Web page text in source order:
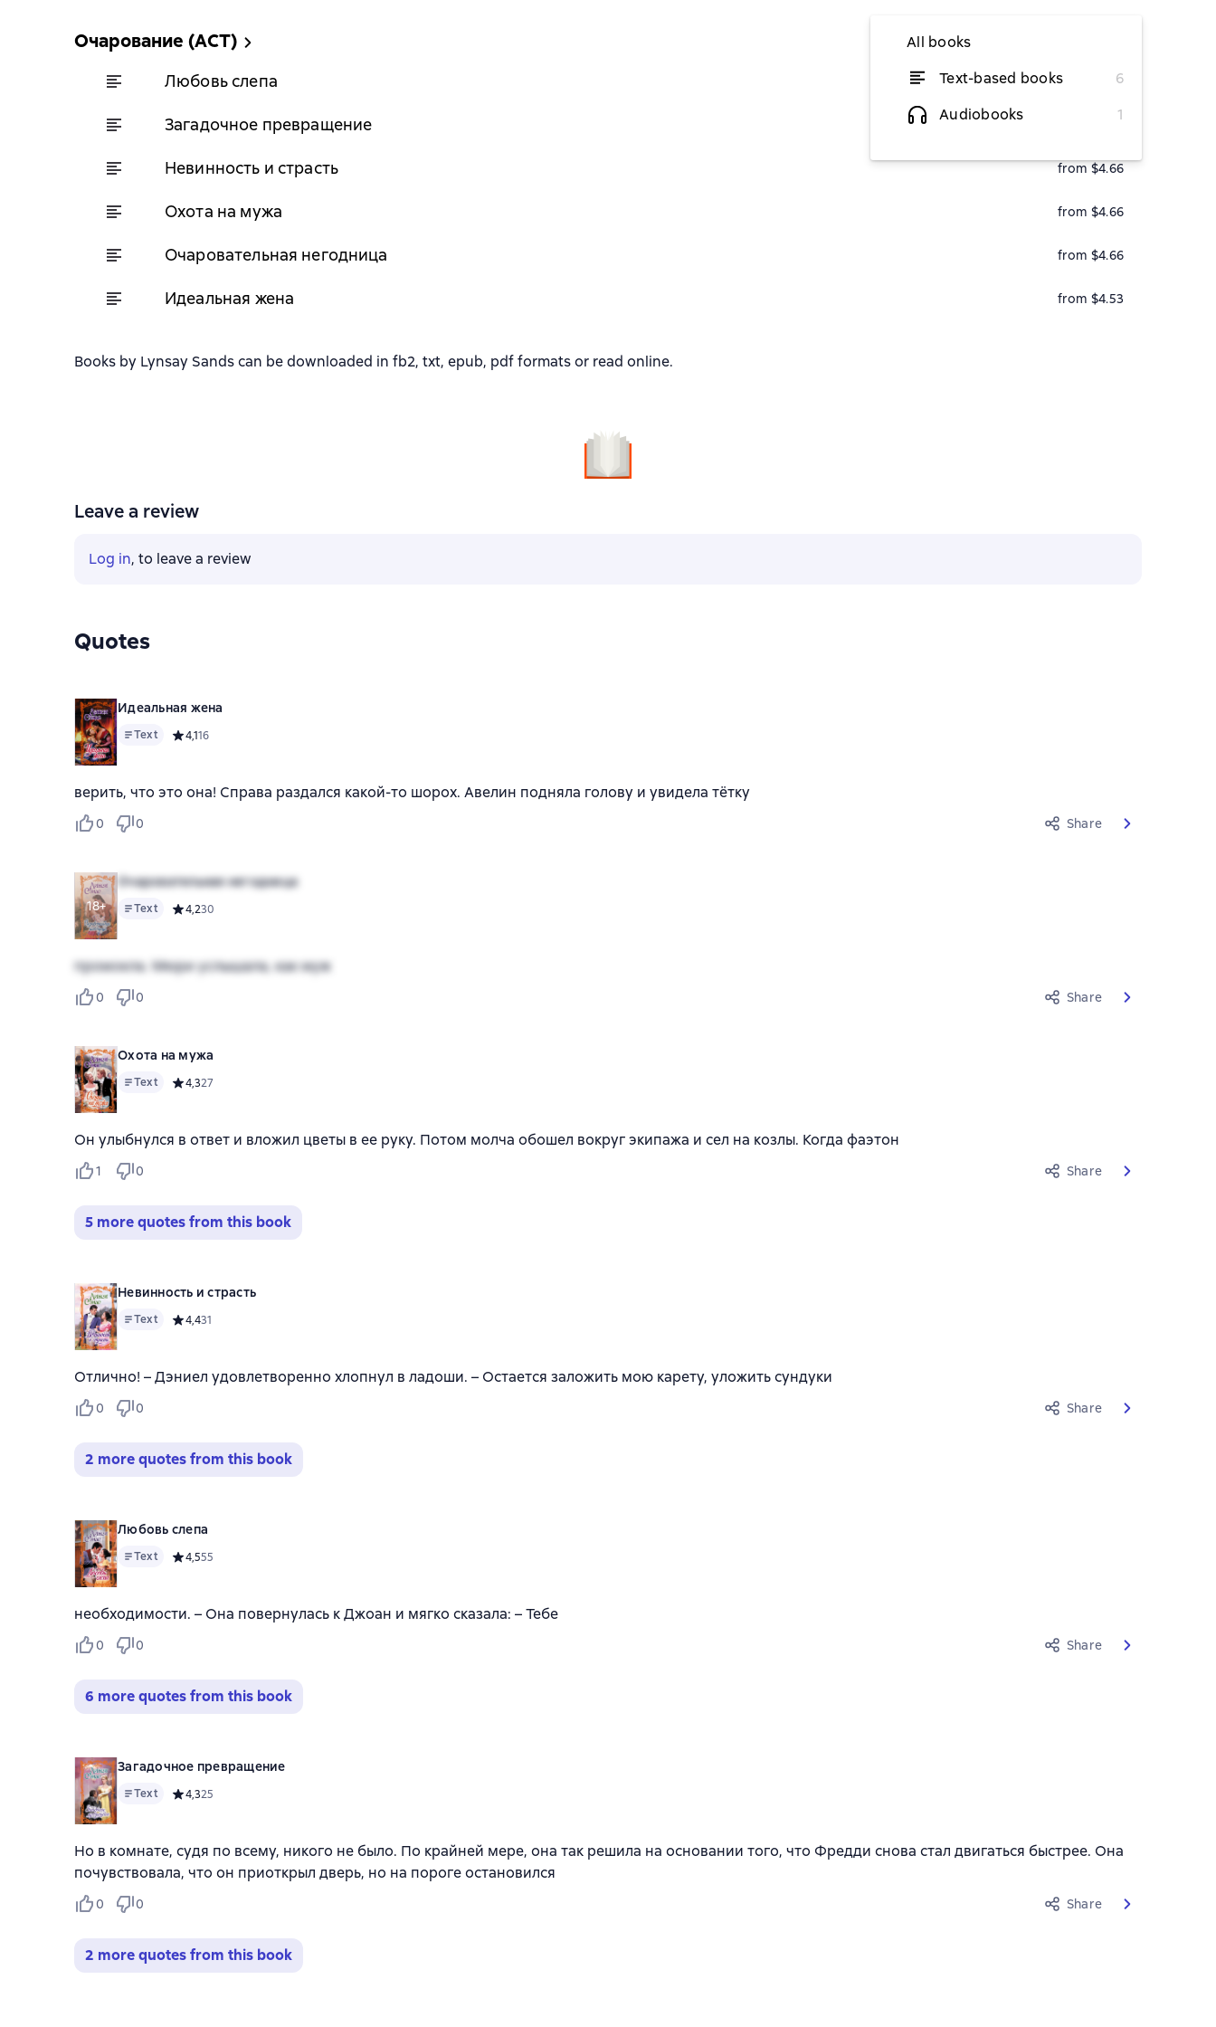
All books
Text-based books
6
Audiobooks
1
Очарование (АСТ)
Любовь слепа from $4.66
Загадочное превращение from $4.66
Невинность и страсть from $4.66
Охота на мужа from $4.66
Очаровательная негодница from $4.66
Идеальная жена from $4.53
Books by Lynsay Sands can be downloaded in fb2, txt, epub, pdf formats or read online.
Leave a review
Log in, to leave a review
Quotes
Идеальная жена
Text Средний рейтинг 4,1 на основе 16 оценок
4,116
верить, что это она! Справа раздался какой-то шорох. Авелин подняла голову и увидела тётку
0 0 Share
18+
Очаровательная негодница
Text Средний рейтинг 4,2 на основе 30 оценок
4,230
промокла. Мюри услышала, как муж
0 0 Share
Охота на мужа
Text Средний рейтинг 4,3 на основе 27 оценок
4,327
Он улыбнулся в ответ и вложил цветы в ее руку. Потом молча обошел вокруг экипажа и сел на козлы. Когда фаэтон
1 0 Share
5 more quotes from this book
Невинность и страсть
Text Средний рейтинг 4,4 на основе 31 оценок
4,431
Отлично! – Дэниел удовлетворенно хлопнул в ладоши. – Остается заложить мою карету, уложить сундуки
0 0 Share
2 more quotes from this book
Любовь слепа
Text Средний рейтинг 4,5 на основе 55 оценок
4,555
необходимости. – Она повернулась к Джоан и мягко сказала: – Тебе
0 0 Share
6 more quotes from this book
Загадочное превращение
Text Средний рейтинг 4,3 на основе 25 оценок
4,325
Но в комнате, судя по всему, никого не было. По крайней мере, она так решила на основании того, что Фредди снова стал двигаться быстрее. Она
почувствовала, что он приоткрыл дверь, но на пороге остановился
0 0 Share
2 more quotes from this book